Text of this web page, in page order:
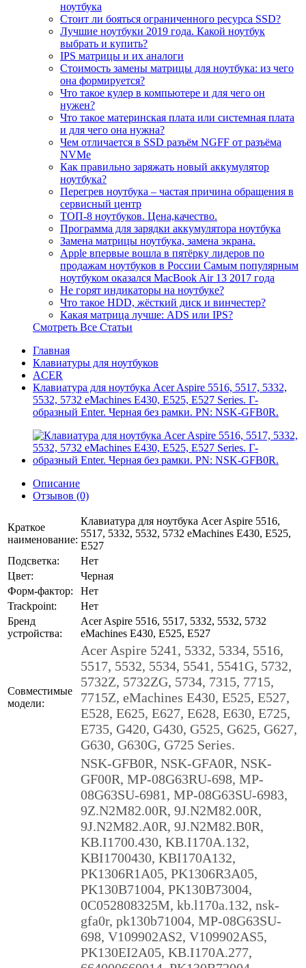
ноутбука
Стоит ли бояться ограниченного ресурса SSD?
Лучшие ноутбуки 2019 года. Какой ноутбук
выбрать и купить?
IPS матрицы и их аналоги
Стоимость замены матрицы для ноутбука: из чего
она формируется?
Что такое кулер в компьютере и для чего он
нужен?
Что такое материнская плата или системная плата
и для чего она нужна?
Чем отличается в SSD разъём NGFF от разъёма
NVMe
Как правильно заряжать новый аккумулятор
ноутбука?
Перегрев ноутбука – частая причина обращения в
сервисный центр
ТОП-8 ноутбуков. Цена,качество.
Программа для зарядки аккумулятора ноутбука
Замена матрицы ноутбука, замена экрана.
Apple впервые вошла в пятёрку лидеров по
продажам ноутбуков в России Самым популярным
ноутбуком оказался MacBook Air 13 2017 года
Не горят индикаторы на ноутбуке?
Что такое HDD, жёсткий диск и винчестер?
Какая матрица лучше: ADS или IPS?
Смотреть Все Статьи
Главная
Клавиатуры для ноутбуков
ACER
Клавиатура для ноутбука Acer Aspire 5516, 5517, 5332,
5532, 5732 eMachines E430, E525, E527 Series. Г-
образный Enter. Черная без рамки. PN: NSK-GFB0R.
Описание
Отзывов (0)
Краткое
наименование:
Клавиатура для ноутбука Acer Aspire 5516,
5517, 5332, 5532, 5732 eMachines E430, E525,
E527
Подсветка:
Нет
Цвет:
Черная
Форм-фактор:
Нет
Trackpoint:
Нет
Бренд
устройства:
Acer Aspire 5516, 5517, 5332, 5532, 5732
eMachines E430, E525, E527
Совместимые
модели:
Acer Aspire 5241, 5332, 5334, 5516,
5517, 5532, 5534, 5541, 5541G, 5732,
5732Z, 5732ZG, 5734, 7315, 7715,
7715Z, eMachines E430, E525, E527,
E528, E625, E627, E628, E630, E725,
E735, G420, G430, G525, G625, G627,
G630, G630G, G725 Series.
NSK-GFB0R, NSK-GFA0R, NSK-
GF00R, MP-08G63RU-698, MP-
08G63SU-6981, MP-08G63SU-6983,
9Z.N2M82.00R, 9J.N2M82.00R,
9J.N2M82.A0R, 9J.N2M82.B0R,
KB.I1700.430, KB.I170A.132,
KBI1700430, KBI170A132,
PK1306R1A05, PK1306R3A05,
PK130B71004, PK130B73004,
0C052808325M, kb.l170a.132, nsk-
gfa0r, pk130b71004, MP-08G63SU-
698, V109902AS2, V109902AS5,
PK130EI2A05, KB.I170A.277,